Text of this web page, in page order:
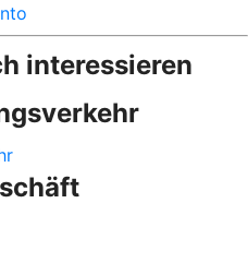
interessieren